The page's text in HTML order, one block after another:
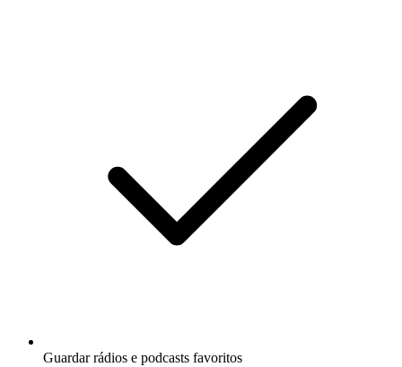
Guardar rádios e podcasts favoritos